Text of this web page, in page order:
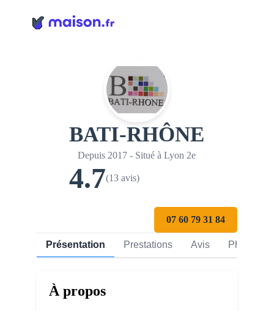
BATI-RHÔNE
Depuis 2017 - Situé à Lyon 2e
4.7(13 avis)
07 60 79 31 84
Présentation Prestations Avis Photos
À propos